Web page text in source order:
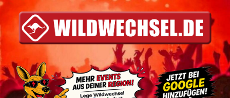
Inhalt
springen